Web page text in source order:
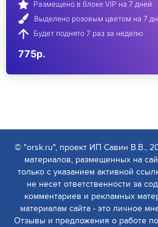
Размещено в блоке VIP на 7 дней
Выделено розовым цветом на 7
Будет поднято 7 раз за неделю
775р.
© "orsk.ru", проект ИП Савин В.В.,
материалов, размещенных на
только с указанием активной
не несет ответственности за
комментариев и рекламных
материалам сайта - это личное
Отзывы и предложения о работе